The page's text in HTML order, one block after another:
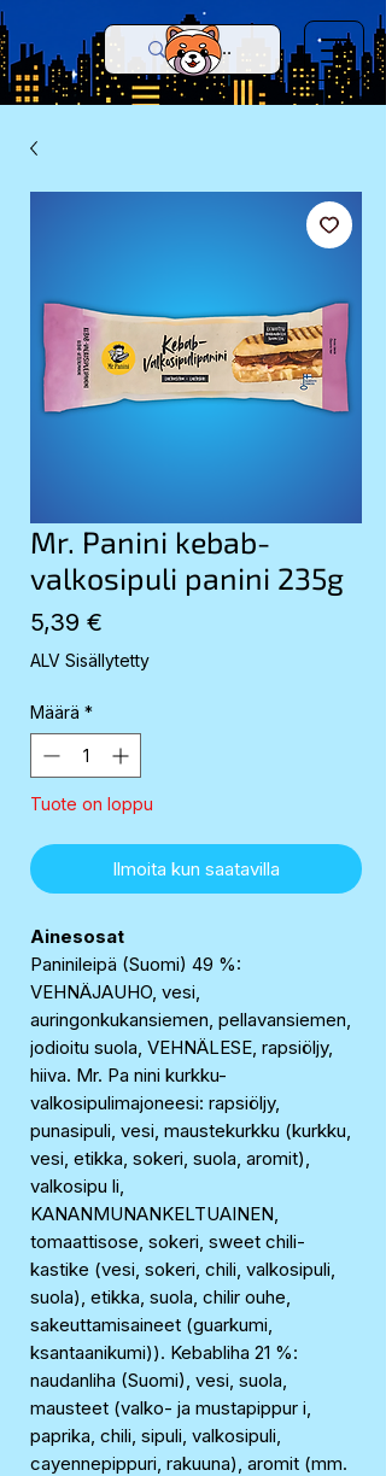
Mr. Panini kebab-
valkosipuli panini 235g
5,39 €
ALV Sisällytetty
Määrä *
Tuote on loppu
Ilmoita kun saatavilla
Ainesosat
Paninileipä (Suomi) 49 %:
VEHNÄJAUHO, vesi,
auringonkukansiemen, pellavansiemen,
jodioitu suola, VEHNÄLESE, rapsiöljy,
hiiva. Mr. Pa nini kurkku-
valkosipulimajoneesi: rapsiöljy,
punasipuli, vesi, maustekurkku (kurkku,
vesi, etikka, sokeri, suola, aromit),
valkosipu li,
KANANMUNANKELTUAINEN,
tomaattisose, sokeri, sweet chili-
kastike (vesi, sokeri, chili, valkosipuli,
suola), etikka, suola, chilir ouhe,
sakeuttamisaineet (guarkumi,
ksantaanikumi)). Kebabliha 21 %:
naudanliha (Suomi), vesi, suola,
mausteet (valko- ja mustapippur i,
paprika, chili, sipuli, valkosipuli,
cayennepippuri, rakuuna), aromit (mm.